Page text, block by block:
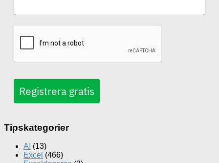
Registrera gratis
Tipskategorier
AI (13)
Excel (466)